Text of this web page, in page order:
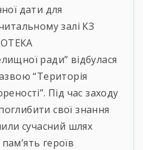
дати для
залі КЗ
ради” відбулася
“Територія
Під час заходу
свої знання
сучасний шлях
героїв